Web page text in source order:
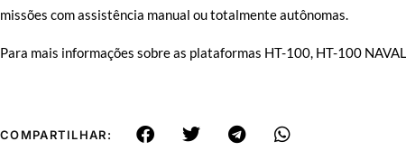
missões com assistência manual ou totalmente autônomas.
Para mais informações sobre as plataformas HT-100, HT-100
COMPARTILHAR: